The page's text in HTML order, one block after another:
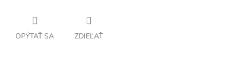
OPÝTAŤ SA ZDIEĽAŤ